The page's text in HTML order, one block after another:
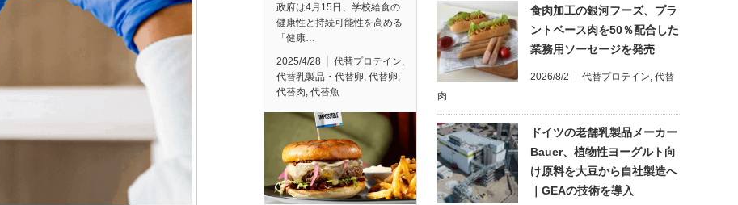
政府は4月15日、学校給食の
健康性と持続可能性を高める
「健康…
2025/4/28 代替プロテイン,
代替乳製品・代替卵, 代替卵,
代替肉, 代替魚
食肉加工の銀河フーズ、プラ
ントベース肉を50％配合した
業務用ソーセージを発売
2026/8/2 代替プロテイン 代替
肉
ドイツの老舗乳製品メーカー
Bauer、植物性ヨーグルト向
け原料を大豆から自社製造へ
｜GEAの技術を導入